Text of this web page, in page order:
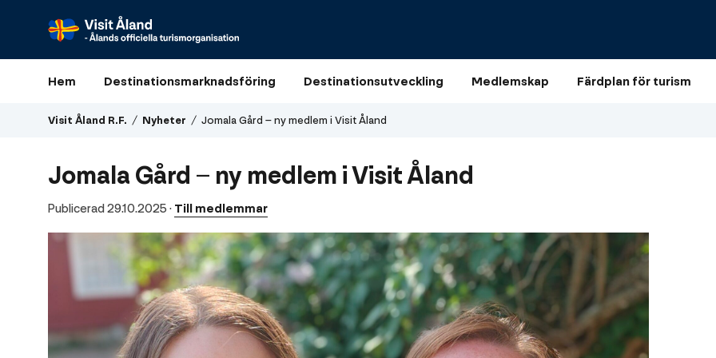
Åland
Hem Destinationsmarknadsföring Destinationsutveckling Medlemskap Färdplan för turism
Visit Åland R.F. / Nyheter / Jomala Gård – ny medlem i Visit Åland
Jomala Gård – ny medlem i Visit Åland
Publicerad 29.10.2025 · Till medlemmar